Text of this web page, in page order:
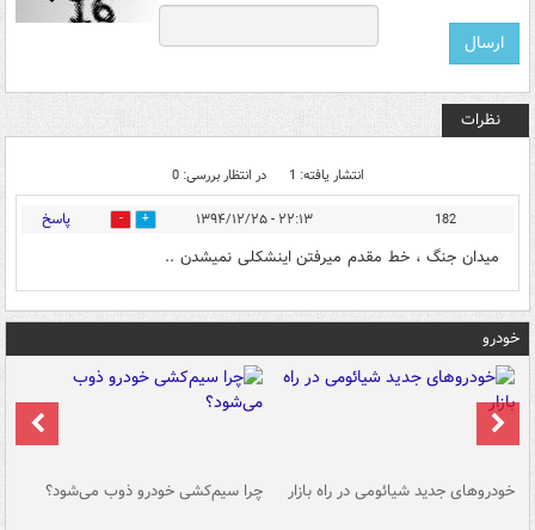
نظرات
انتشار یافته: 1 در انتظار بررسی: 0
182 ۲۲:۱۳ - ۱۳۹۴/۱۲/۲۵ 0 پاسخ
میدان جنگ ، خط مقدم میرفتن اینشکلی نمیشدن ..
خودرو
خودروهای جدید شیائومی در راه بازار چرا سیم‌کشی خودرو ذوب می‌شود؟